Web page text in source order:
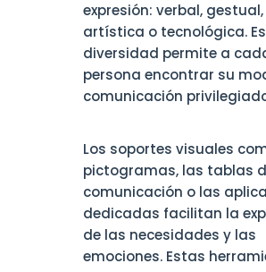
expresión: verbal, gestual,
artística o tecnológica.
diversidad permite a
persona encontrar su
comunicación
Los soportes visuales
pictogramas, las tablas
comunicación o las
dedicadas facilitan la
de las necesidades y las
emociones. Estas